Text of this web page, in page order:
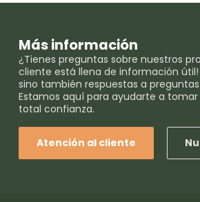
Más información
¿Tienes preguntas sobre nuestros
cliente está llena de información
sino también respuestas a
Estamos aquí para ayudarte a
total confianza.
Atención al cliente